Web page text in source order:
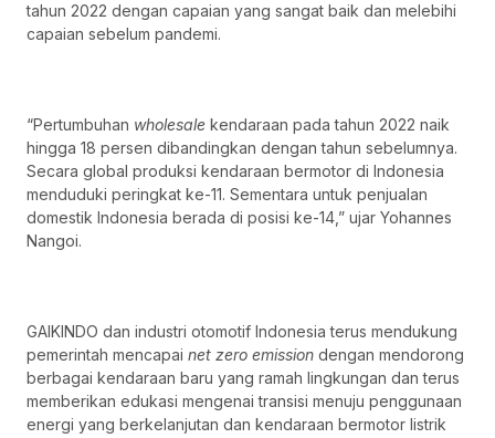
tahun 2022 dengan capaian yang sangat baik dan melebihi
capaian sebelum pandemi.
“Pertumbuhan wholesale kendaraan pada tahun 2022 naik
hingga 18 persen dibandingkan dengan tahun sebelumnya.
Secara global produksi kendaraan bermotor di Indonesia
menduduki peringkat ke-11. Sementara untuk penjualan
domestik Indonesia berada di posisi ke-14,” ujar Yohannes
Nangoi.
GAIKINDO dan industri otomotif Indonesia terus mendukung
pemerintah mencapai net zero emission dengan mendorong
berbagai kendaraan baru yang ramah lingkungan dan terus
memberikan edukasi mengenai transisi menuju penggunaan
energi yang berkelanjutan dan kendaraan bermotor listrik